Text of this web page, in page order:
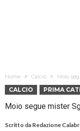
Home Calcio Moio
CALCIO PRIMA
Moio segue mister
Scritto da Redazione